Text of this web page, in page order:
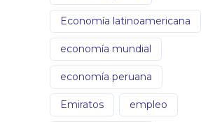
Economía latinoamericana
economía mundial
economía peruana
Emiratos empleo